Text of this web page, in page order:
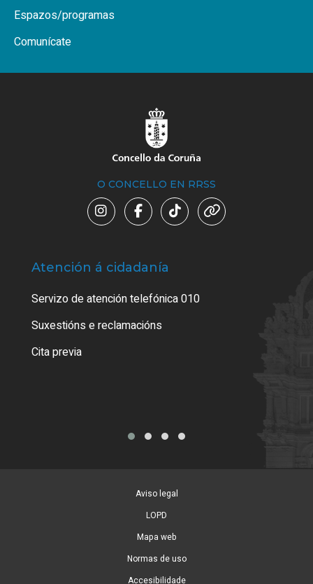
Espazos/programas
Comunícate
O CONCELLO EN RRSS
Atención á cidadanía
Servizo de atención telefónica 010
Suxestións e reclamacións
Cita previa
Aviso legal
LOPD
Mapa web
Normas de uso
Accesibilidade